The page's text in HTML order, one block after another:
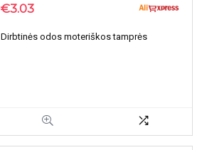
€3.03
Dirbtinės odos moteriškos tamprės